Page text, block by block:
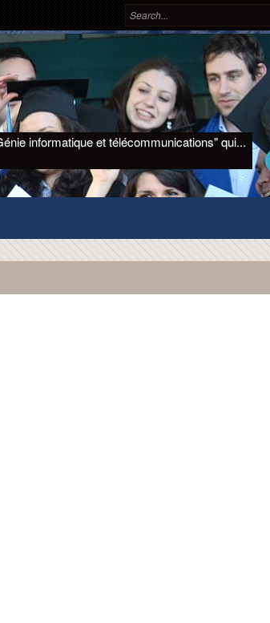
Formulaire de recherche
informatique et télécommunications" qui...